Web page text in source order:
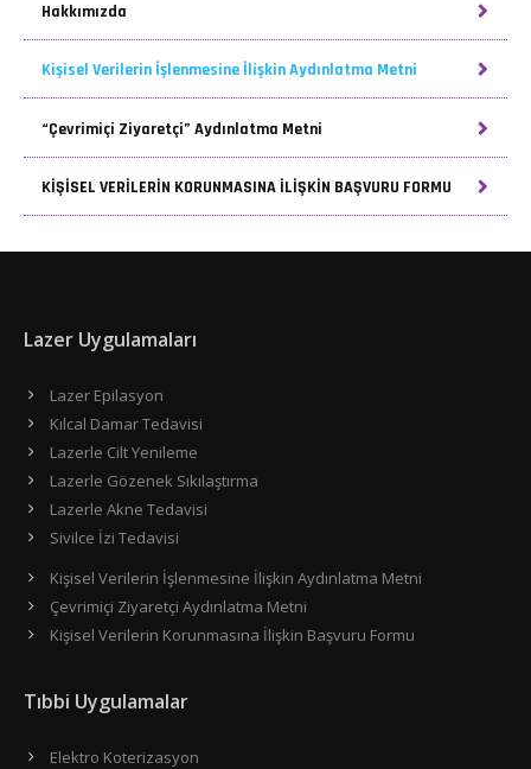
Hakkımızda
Kişisel Verilerin İşlenmesine İlişkin Aydınlatma Metni
“Çevrimiçi Ziyaretçi” Aydınlatma Metni
KİŞİSEL VERİLERİN KORUNMASINA İLİŞKİN BAŞVURU FORMU
Lazer Uygulamaları
Lazer Epilasyon
Kılcal Damar Tedavisi
Lazerle Cilt Yenileme
Lazerle Gözenek Sıkılaştırma
Lazerle Akne Tedavisi
Sivilce İzi Tedavisi
Kişisel Verilerin İşlenmesine İlişkin Aydınlatma Metni
Çevrimiçi Ziyaretçi Aydınlatma Metni
Kişisel Verilerin Korunmasına İlişkin Başvuru Formu
Tıbbi Uygulamalar
Elektro Koterizasyon